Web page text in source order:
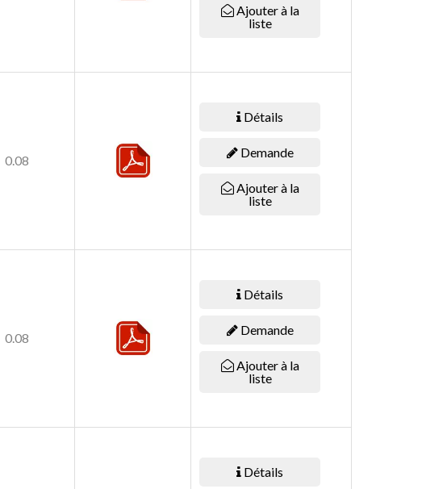
Ajouter à la
liste
0.08
Détails
Demande
Ajouter à la
liste
0.08
Détails
Demande
Ajouter à la
liste
Détails